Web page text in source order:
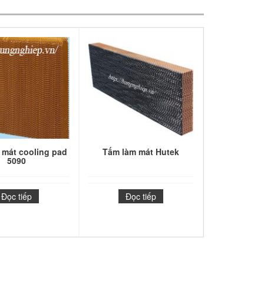
mát cooling pad
5090
Đọc tiếp
Tấm làm mát Hutek
Đọc tiếp